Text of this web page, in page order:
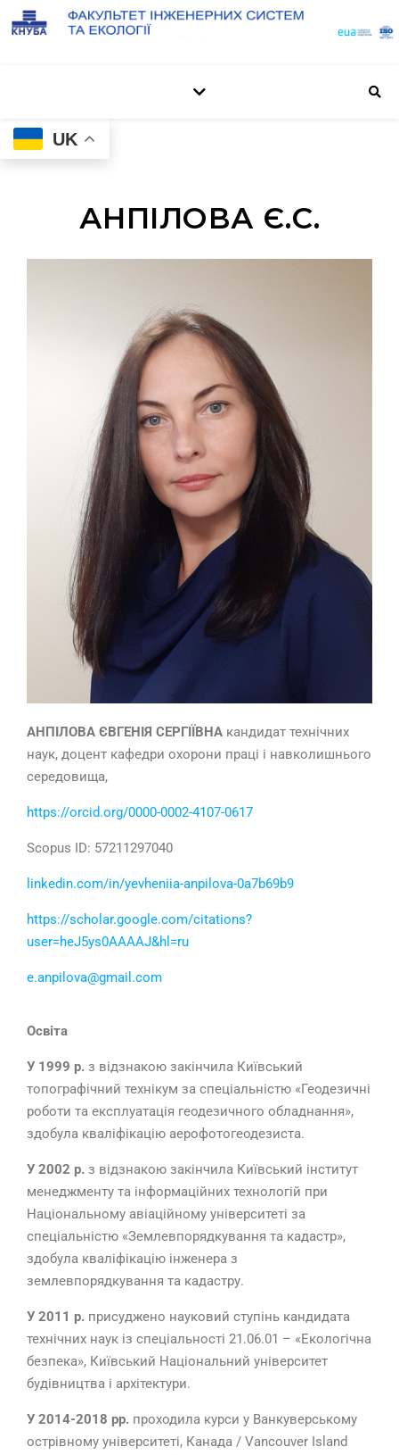
UK
АНПІЛОВА Є.С.
АНПІЛОВА ЄВГЕНІЯ СЕРГІЇВНА кандидат технічних
наук, доцент кафедри охорони праці і навколишнього
середовища,
https://orcid.org/0000-0002-4107-0617
Scopus ID: 57211297040
linkedin.com/in/yevheniia-anpilova-0a7b69b9
https://scholar.google.com/citations?
user=heJ5ys0AAAAJ&hl=ru
e.anpilova@gmail.com
Освіта
У 1999 р. з відзнакою закінчила Київський
топографічний технікум за спеціальністю «Геодезичні
роботи та експлуатація геодезичного обладнання»,
здобула кваліфікацію аерофотогеодезиста.
У 2002 р. з відзнакою закінчила Київський інститут
менеджменту та інформаційних технологій при
Національному авіаційному університеті за
спеціальністю «Землевпорядкування та кадастр»,
здобула кваліфікацію інженера з
землевпорядкування та кадастру.
У 2011 р. присуджено науковий ступінь кандидата
технічних наук із спеціальності 21.06.01 – «Екологічна
безпека», Київський Національний університет
будівництва і архітектури.
У 2014-2018 рр. проходила курси у Ванкуверському
острівному університеті, Канада / Vancouver Island